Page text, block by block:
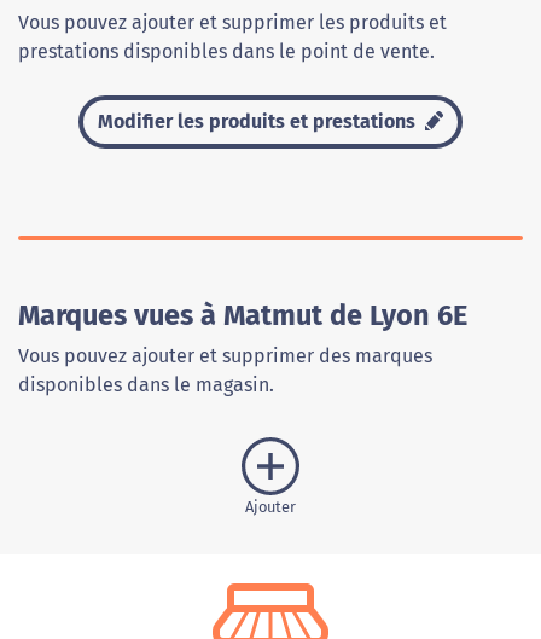
Vous pouvez ajouter et supprimer les produits et
prestations disponibles dans le point de vente.
Modifier les produits et prestations
Marques vues à Matmut de Lyon 6E
Vous pouvez ajouter et supprimer des marques
disponibles dans le magasin.
Ajouter